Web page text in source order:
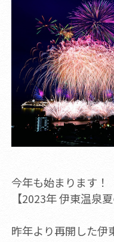
今年も始まります！
【2023年 伊東温泉
昨年より再開した伊